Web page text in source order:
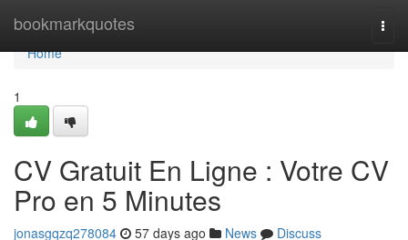
bookmarkquotes
Home
Home
1
CV Gratuit En Ligne : Votre CV
Pro en 5 Minutes
jonasgqzq278084 57 days ago News
Discuss